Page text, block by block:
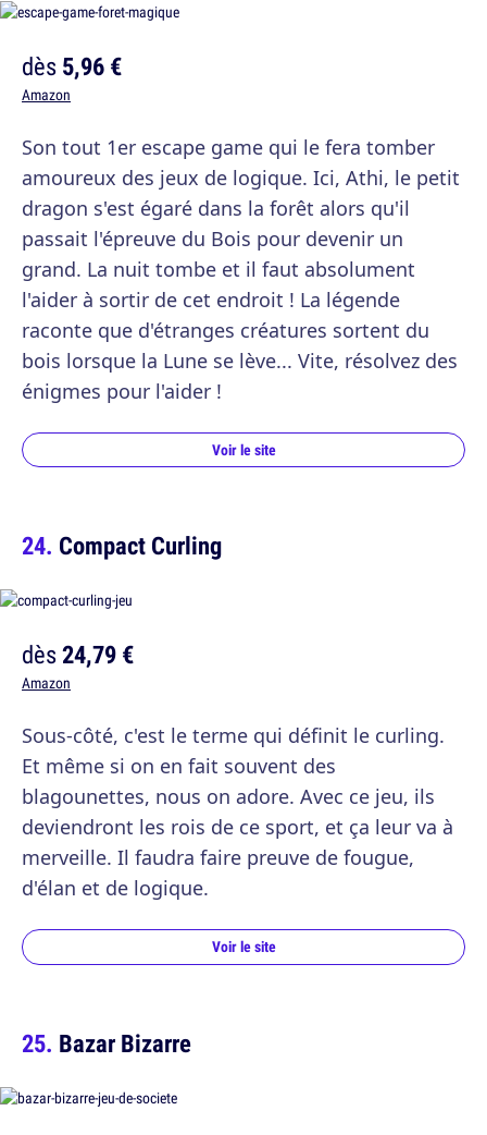
dès5,96 €
Amazon
Son tout 1er escape game qui le fera tomber
amoureux des jeux de logique. Ici, Athi, le petit
dragon s'est égaré dans la forêt alors qu'il
passait l'épreuve du Bois pour devenir un
grand. La nuit tombe et il faut absolument
l'aider à sortir de cet endroit ! La légende
raconte que d'étranges créatures sortent du
bois lorsque la Lune se lève... Vite, résolvez des
énigmes pour l'aider !
Voir le site
Compact Curling
dès24,79 €
Amazon
Sous-côté, c'est le terme qui définit le curling.
Et même si on en fait souvent des
blagounettes, nous on adore. Avec ce jeu, ils
deviendront les rois de ce sport, et ça leur va à
merveille. Il faudra faire preuve de fougue,
d'élan et de logique.
Voir le site
Bazar Bizarre